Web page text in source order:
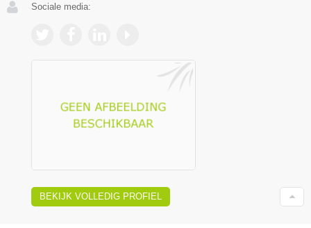
Sociale media:
BEKIJK VOLLEDIG PROFIEL